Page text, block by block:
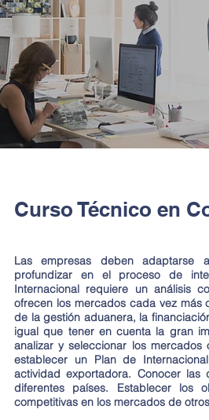
Curso Técnico en
Las empresas deben adaptarse
profundizar en el proceso de
Internacional requiere un análisis
ofrecen los mercados cada vez más
de la gestión aduanera, la
igual que tener en cuenta la gran
analizar y seleccionar los mercados
establecer un Plan de
actividad exportadora. Conocer
diferentes países. Establecer los
competitivas en los mercados de